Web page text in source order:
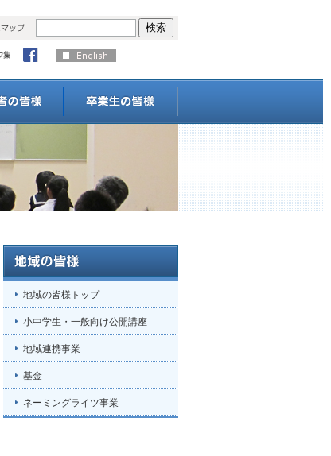
地域の皆様トップ
小中学生・一般向け公開講座
地域連携事業
基金
ネーミングライツ事業